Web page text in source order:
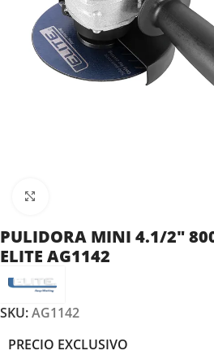
PULIDORA MINI 4.1/2″
ELITE AG1142
SKU:AG1142
PRECIO EXCLUSIVO